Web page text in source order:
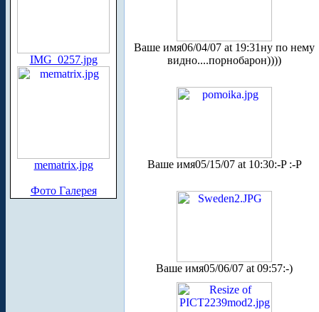
IMG_0257.jpg
mematrix.jpg
Фото Галерея
Ваше имя06/04/07 at 19:31ну по нему
видно....порнобарон))))
Ваше имя05/15/07 at 10:30:-P :-P
Ваше имя05/06/07 at 09:57:-)